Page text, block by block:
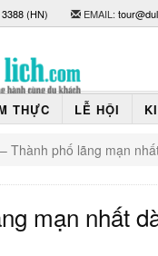
(HN) EMAIL:
THỰC LỄ HỘI
Thành phố lãng mạn
mạn nhất